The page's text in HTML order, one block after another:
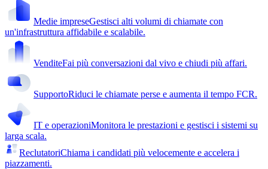
Medie impreseGestisci alti volumi di chiamate con
un'infrastruttura affidabile e scalabile.
VenditeFai più conversazioni dal vivo e chiudi più affari.
SupportoRiduci le chiamate perse e aumenta il tempo FCR.
IT e operazioniMonitora le prestazioni e gestisci i sistemi su
larga scala.
ReclutatoriChiama i candidati più velocemente e accelera i
piazzamenti.